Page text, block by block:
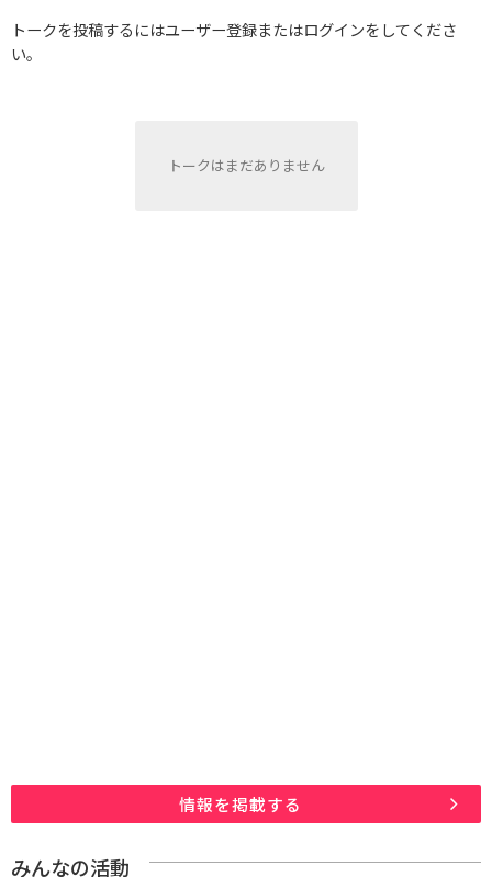
トークを投稿するにはユーザー登録またはログインをしてくださ
い。
トークはまだありません
情報を掲載する
みんなの活動